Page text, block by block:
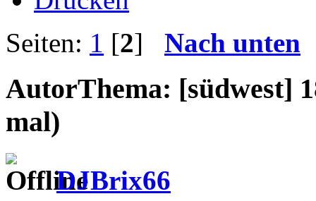
Seiten: 1 [2] Nach unten
AutorThema: [südwest]
mal)
DJBrix66